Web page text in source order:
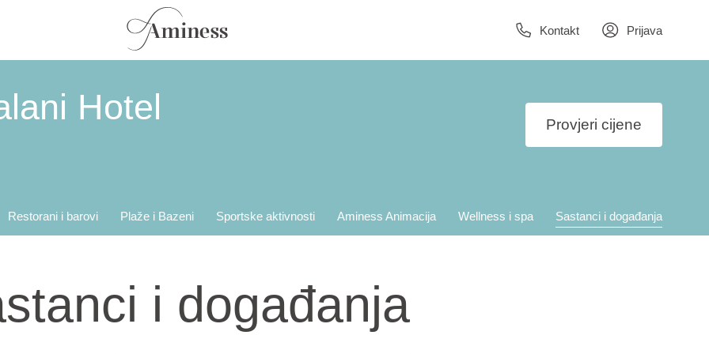
Kontakt Prijava
Hotel Provjeri cijene
Restorani i barovi Plaže i Bazeni Sportske aktivnosti Aminess Animacija Wellness i spa Sastanci i događanja
i događanja